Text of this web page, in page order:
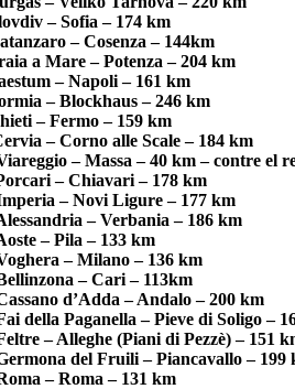
– Sofia – 174 km
– Cosenza – 144km
a Mare – Potenza – 204 km
– Napoli – 161 km
– Blockhaus – 246 km
– Fermo – 159 km
– Corno alle Scale – 184 km
– Massa – 40 km – contre el
– Chiavari – 178 km
– Novi Ligure – 177 km
– Verbania – 186 km
– Pila – 133 km
– Milano – 136 km
– Cari – 113km
d’Adda – Andalo – 200 km
della Paganella – Pieve di Soligo –
– Alleghe (Piani di Pezzè) – 151
del Fruili – Piancavallo – 199
– Roma – 131 km